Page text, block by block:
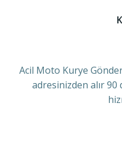
Acil Moto Kurye
adresinizden alır